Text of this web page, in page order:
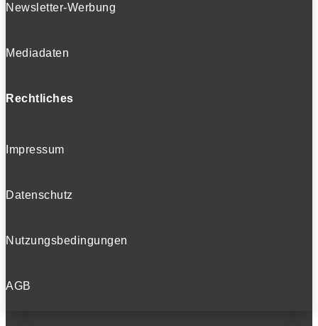
Newsletter-Werbung
Mediadaten
Rechtliches
Impressum
Datenschutz
Nutzungsbedingungen
AGB